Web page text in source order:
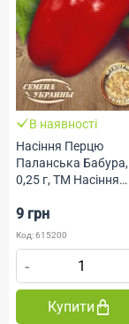
В наявності
Насіння Перцю
Паланська Бабура,
0,25 г, ТМ Насіння
9 грн
Код: 615200
-
Купити